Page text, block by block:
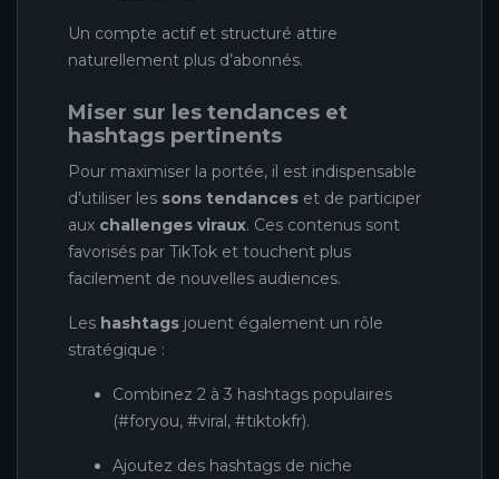
Un compte actif et structuré attire
naturellement plus d’abonnés.
Miser sur les tendances et
hashtags pertinents
Pour maximiser la portée, il est indispensable
d’utiliser les sons tendances et de participer
aux challenges viraux. Ces contenus sont
favorisés par TikTok et touchent plus
facilement de nouvelles audiences.
Les hashtags jouent également un rôle
stratégique :
Combinez 2 à 3 hashtags populaires
(#foryou, #viral, #tiktokfr).
Ajoutez des hashtags de niche